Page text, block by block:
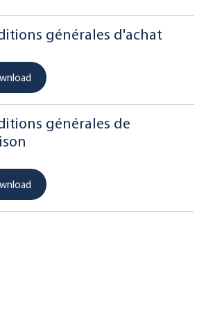
générales d'achat
générales de